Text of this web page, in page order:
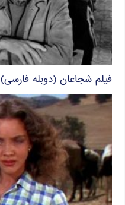
فیلم شجاعان (دوبله فارسی)